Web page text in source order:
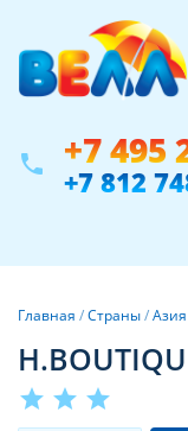
phone +7 495
+7 812
Главная /Страны/Азия
star star star